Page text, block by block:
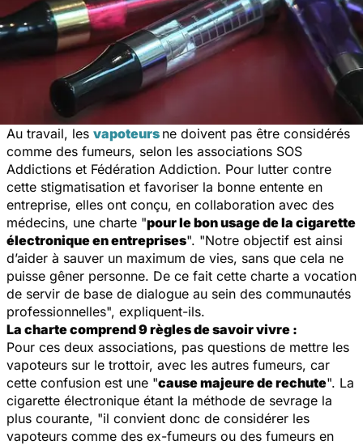
Au travail, les vapoteurs ne doivent pas être considérés
comme des fumeurs, selon les associations SOS
Addictions et Fédération Addiction. Pour lutter contre
cette stigmatisation et favoriser la bonne entente en
entreprise, elles ont conçu, en collaboration avec des
médecins, une charte "pour le bon usage de la cigarette
électronique en entreprises". "Notre objectif est ainsi
d’aider à sauver un maximum de vies, sans que cela ne
puisse gêner personne. De ce fait cette charte a vocation
de servir de base de dialogue au sein des communautés
professionnelles", expliquent-ils.
La charte comprend 9 règles de savoir vivre :
Pour ces deux associations, pas questions de mettre les
vapoteurs sur le trottoir, avec les autres fumeurs, car
cette confusion est une "cause majeure de rechute". La
cigarette électronique étant la méthode de sevrage la
plus courante, "il convient donc de considérer les
vapoteurs comme des ex-fumeurs ou des fumeurs en